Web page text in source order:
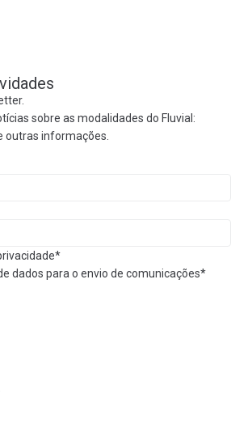
sobre as modalidades do Fluvial:
outras informações.
dados para o envio de comunicações*